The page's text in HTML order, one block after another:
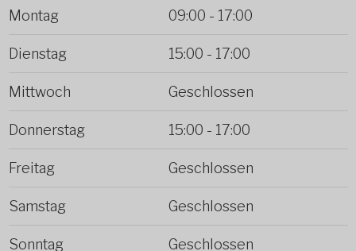
Montag
09:00 - 17:00
Dienstag 15:00 - 17:00
Mittwoch Geschlossen
Donnerstag 15:00 - 17:00
Freitag Geschlossen
Samstag Geschlossen
Sonntag Geschlossen